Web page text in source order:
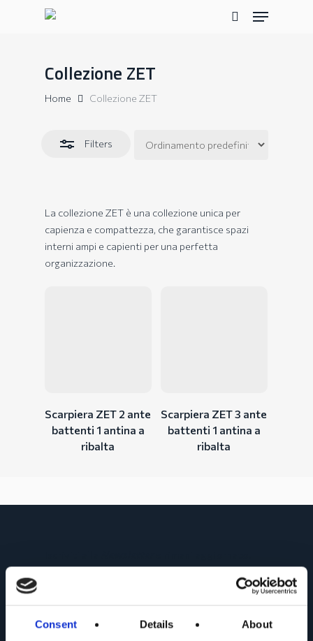
Consent Details About
Menu
Collezione ZET
Home Collezione ZET
Filters
La collezione ZET è una collezione unica per
capienza e compattezza, che garantisce spazi
interni ampi e capienti per una perfetta
organizzazione.
Scarpiera ZET 2 ante
battenti 1 antina a
ribalta
Scarpiera ZET 3 ante
battenti 1 antina a
ribalta
prodotti Web Furniture!